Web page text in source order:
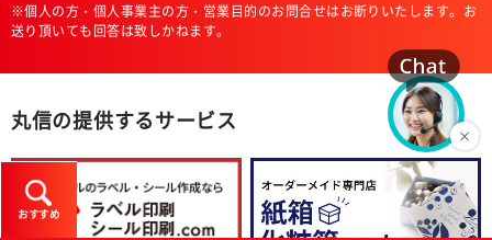
おすすめ
※個人の方・個人事業主の方・営業目的のお問合せはお断りいたします。お
送り頂いても回答は致しかねます。
丸信の提供するサービス